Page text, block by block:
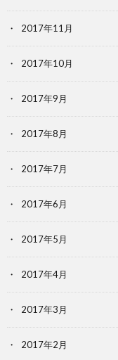
2017年11月
2017年10月
2017年9月
2017年8月
2017年7月
2017年6月
2017年5月
2017年4月
2017年3月
2017年2月